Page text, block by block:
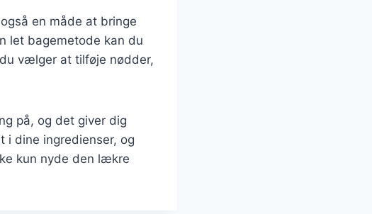
en måde at bringe
let bagemetode kan du
vælger at tilføje nødder,
på, og det giver dig
i dine ingredienser, og
kun nyde den lækre